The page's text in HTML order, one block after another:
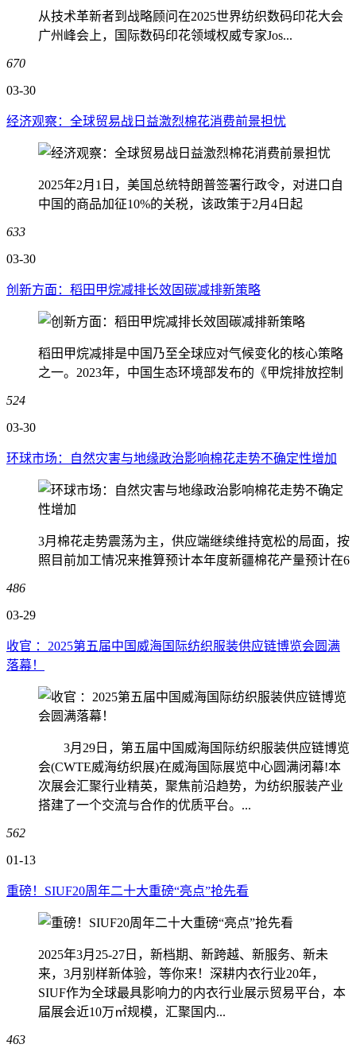
从技术革新者到战略顾问在2025世界纺织数码印花大会
广州峰会上，国际数码印花领域权威专家Jos...
670
03-30
经济观察：全球贸易战日益激烈棉花消费前景担忧
2025年2月1日，美国总统特朗普签署行政令，对进口自
中国的商品加征10%的关税，该政策于2月4日起
633
03-30
创新方面：稻田甲烷减排长效固碳减排新策略
稻田甲烷减排是中国乃至全球应对气候变化的核心策略
之一。2023年，中国生态环境部发布的《甲烷排放控制
524
03-30
环球市场：自然灾害与地缘政治影响棉花走势不确定性增加
3月棉花走势震荡为主，供应端继续维持宽松的局面，按
照目前加工情况来推算预计本年度新疆棉花产量预计在6
486
03-29
收官 ：2025第五届中国威海国际纺织服装供应链博览会圆满
落幕！
3月29日，第五届中国威海国际纺织服装供应链博览
会(CWTE威海纺织展)在威海国际展览中心圆满闭幕!本
次展会汇聚行业精英，聚焦前沿趋势，为纺织服装产业
搭建了一个交流与合作的优质平台。...
562
01-13
重磅！SIUF20周年二十大重磅“亮点”抢先看
2025年3月25-27日，新档期、新跨越、新服务、新未
来，3月别样新体验，等你来！深耕内衣行业20年，
SIUF作为全球最具影响力的内衣行业展示贸易平台，本
届展会近10万㎡规模，汇聚国内...
463